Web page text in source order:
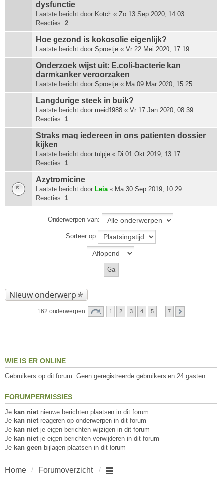
dysfunctie
Laatste bericht door Kotch « Zo 13 Sep 2020, 14:03
Reacties: 2
Hoe gezond is kokosolie eigenlijk?
Laatste bericht door Sproetje « Vr 22 Mei 2020, 17:19
Onderzoek wijst uit: E.coli-bacterie kan
darmkanker veroorzaken
Laatste bericht door Sproetje « Ma 09 Mar 2020, 15:25
Langdurige steek in buik?
Laatste bericht door meid1988 « Vr 17 Jan 2020, 08:39
Reacties: 1
Straks mag iedereen in ons patienten dossier
kijken
Laatste bericht door tulpje « Di 01 Okt 2019, 13:17
Reacties: 1
Azytromicine
Laatste bericht door Leia« Ma 30 Sep 2019, 10:29
Reacties: 1
Onderwerpen van:
Sorteer op
Nieuw onderwerp
162 onderwerpen 1 2 3 4 5 7
WIE IS ER ONLINE
Gebruikers op dit forum: Geen geregistreerde gebruikers en 24 gasten
FORUMPERMISSIES
Je kan niet nieuwe berichten plaatsen in dit forum
Je kan niet reageren op onderwerpen in dit forum
Je kan niet je eigen berichten wijzigen in dit forum
Je kan niet je eigen berichten verwijderen in dit forum
Je kan geen bijlagen plaatsen in dit forum
Home Forumoverzicht